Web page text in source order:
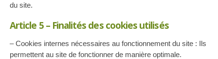
du site.
Article 5 – Finalités des cookies utilisés
– Cookies internes nécessaires au fonctionnement du site : Ils
permettent au site de fonctionner de manière optimale.